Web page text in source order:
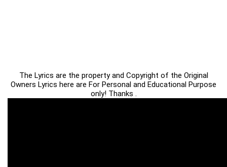
The Lyrics are the property and Copyright of the Original
Owners Lyrics here are For Personal and Educational Purpose
only! Thanks .